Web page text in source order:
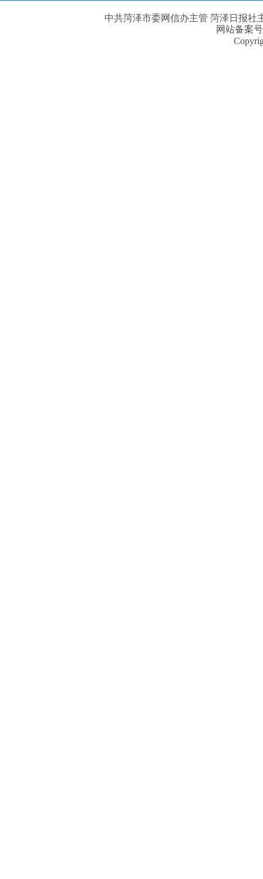
中共菏泽市委网信办主管 菏泽日报社
网站备案